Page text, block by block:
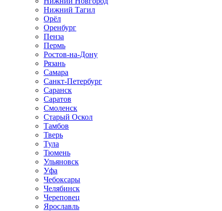
Нижний Тагил
Орёл
Оренбург
Пенза
Пермь
Ростов‑на‑Дону
Рязань
Самара
Санкт‑Петербург
Саранск
Саратов
Смоленск
Старый Оскол
Тамбов
Тверь
Тула
Тюмень
Ульяновск
Уфа
Чебоксары
Челябинск
Череповец
Ярославль